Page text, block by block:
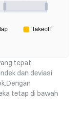
tepat
dan deviasi
tetap di bawah